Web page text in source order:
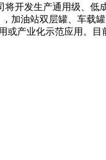
开发生产通用级、低
加油站双层罐、车载
或产业化示范应用。目